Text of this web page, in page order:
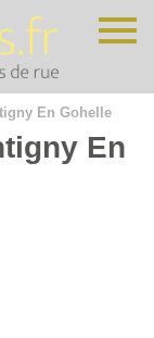
En Gohelle
En